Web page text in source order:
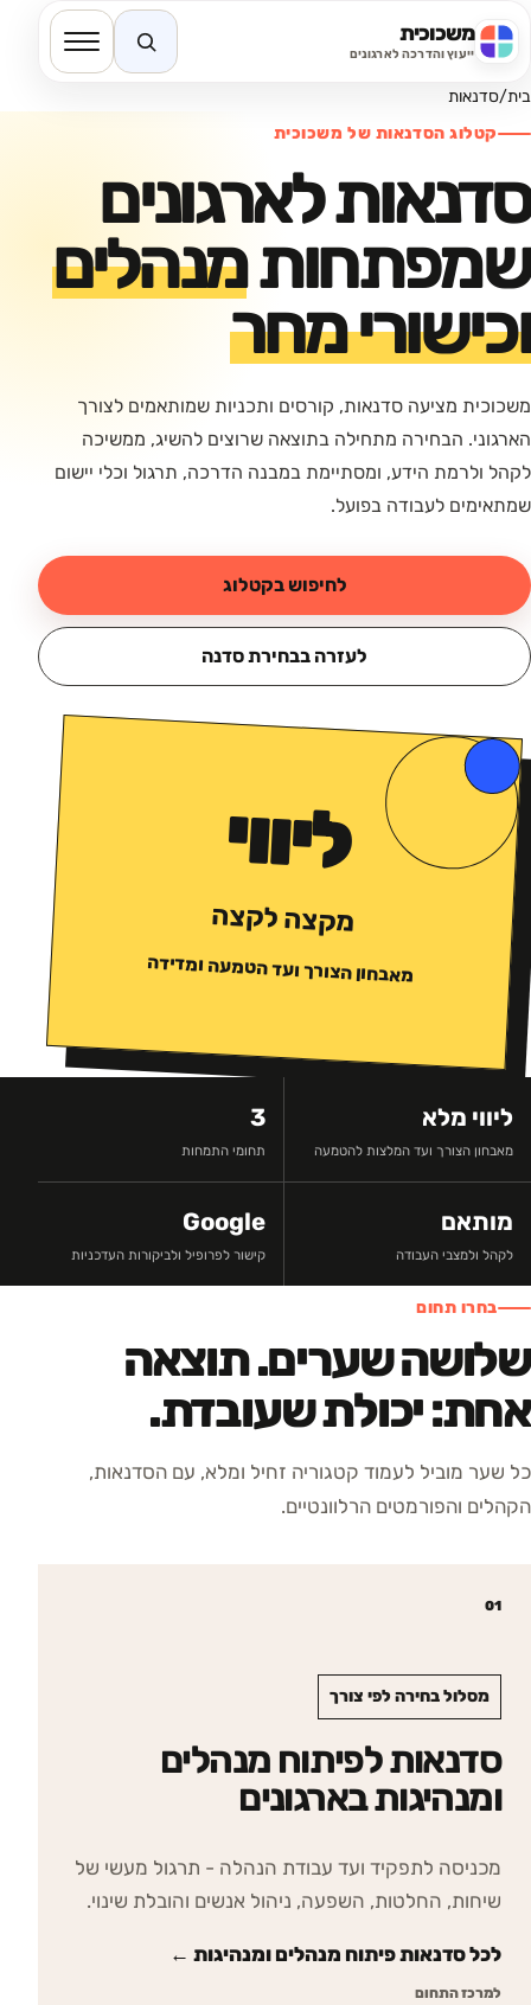
משכוכית
ייעוץ והדרכה לארגוניםחיפוש באתר
בית/סדנאות
קטלוג הסדנאות של משכוכית
סדנאות לארגונים
שמפתחותמנהלים
וכישורי מחר
משכוכית מציעה סדנאות, קורסים ותכניות שמותאמים לצורך
הארגוני. הבחירה מתחילה בתוצאה שרוצים להשיג, ממשיכה
לקהל ולרמת הידע, ומסתיימת במבנה הדרכה, תרגול וכלי יישום
שמתאימים לעבודה בפועל.
לחיפוש בקטלוג
לעזרה בבחירת סדנה
ליווי
מקצה לקצה
מאבחון הצורך ועד הטמעה ומדידה
ליווי מלא
מאבחון הצורך ועד המלצות להטמעה
3
תחומי התמחות
מותאם
לקהל ולמצבי העבודה
Google
קישור לפרופיל ולביקורות העדכניות
בחרו תחום
שלושה שערים. תוצאה
אחת: יכולת שעובדת.
כל שער מוביל לעמוד קטגוריה זחיל ומלא, עם הסדנאות,
הקהלים והפורמטים הרלוונטיים.
01
מסלול בחירה לפי צורך
סדנאות לפיתוח מנהלים
ומנהיגות בארגונים
מכניסה לתפקיד ועד עבודת הנהלה - תרגול מעשי של
שיחות, החלטות, השפעה, ניהול אנשים והובלת שינוי.
לכל סדנאותפיתוח מנהלים ומנהיגות ←
למרכז התחום